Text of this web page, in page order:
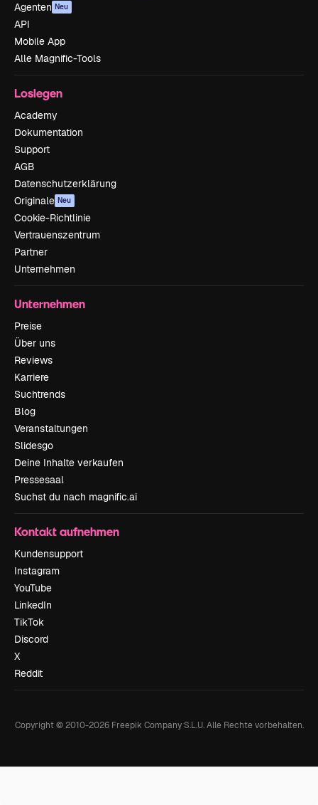
Agenten Neu
API
Mobile App
Alle Magnific-Tools
Loslegen
Academy
Dokumentation
Support
AGB
Datenschutzerklärung
Originale Neu
Cookie-Richtlinie
Vertrauenszentrum
Partner
Unternehmen
Unternehmen
Preise
Über uns
Reviews
Karriere
Suchtrends
Blog
Veranstaltungen
Slidesgo
Deine Inhalte verkaufen
Pressesaal
Suchst du nach magnific.ai
Kontakt aufnehmen
Kundensupport
Instagram
YouTube
LinkedIn
TikTok
Discord
X
Reddit
Copyright © 2010-2026Freepik Company S.L.U. Alle Rechte vorbehalten.